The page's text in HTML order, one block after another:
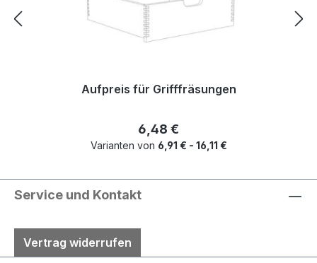
Aufpreis für Grifffräsungen
Regulärer Preis:
6,48 €
Varianten von 6,91 € - 16,11 €
Service und Kontakt
Vertrag widerrufen